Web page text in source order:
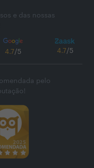
e das nossas
4.7/5 4.7/5
pelo